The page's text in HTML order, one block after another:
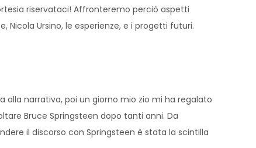
riservataci! Affronteremo perciò aspetti
Nicola Ursino, le esperienze, e i progetti futuri.
narrativa, poi un giorno mio zio mi ha regalato
Bruce Springsteen dopo tanti anni. Da
il discorso con Springsteen è stata la scintilla